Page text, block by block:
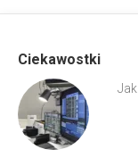
Ciekawostki